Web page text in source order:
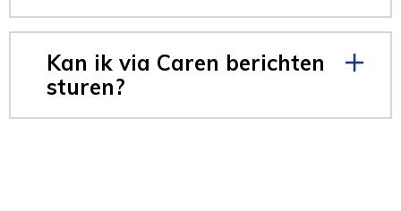
Kan ik via Caren berichten
sturen?